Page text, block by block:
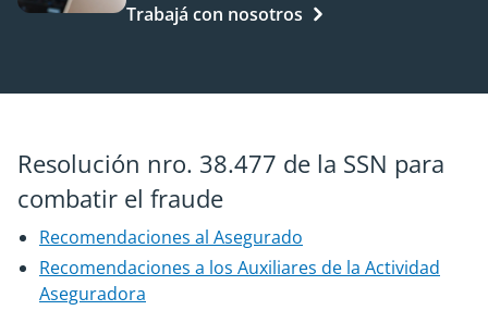
Trabajá con nosotros
Resolución nro. 38.477 de la SSN para
combatir el fraude
Recomendaciones al Asegurado
Recomendaciones a los Auxiliares de la Actividad
Aseguradora